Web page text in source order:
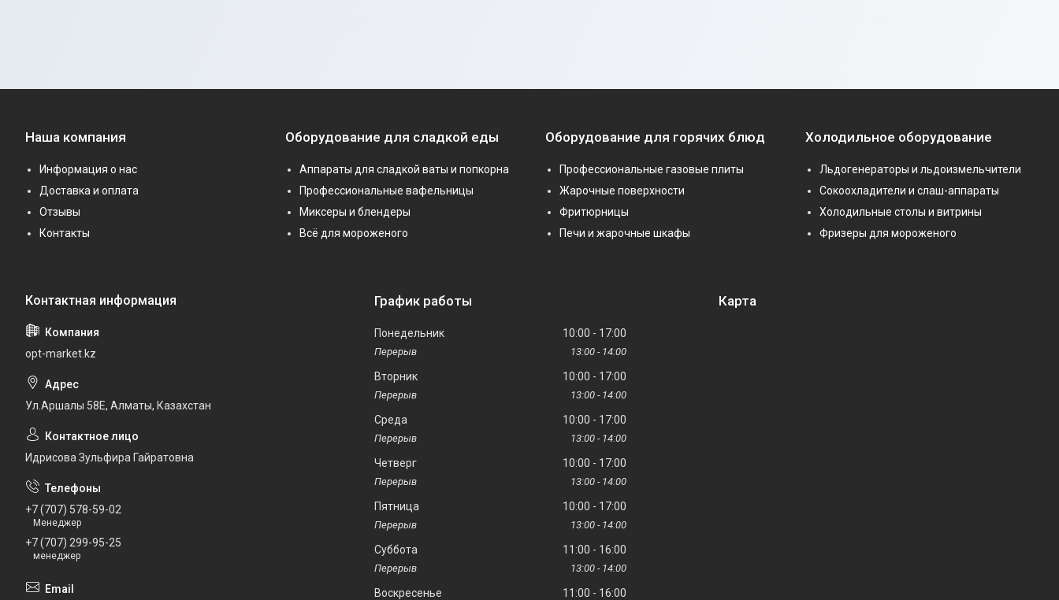
Наша компания
Информация о нас
Доставка и оплата
Отзывы
Контакты
Оборудование для сладкой еды
Аппараты для сладкой ваты и попкорна
Профессиональные вафельницы
Миксеры и блендеры
Всё для мороженого
Оборудование для горячих блюд
Профессиональные газовые плиты
Жарочные поверхности
Фритюрницы
Печи и жарочные шкафы
Холодильное оборудование
Льдогенераторы и льдоизмельчители
Сокоохладители и слаш-аппараты
Холодильные столы и витрины
Фризеры для мороженого
opt-market.kz
Ул.Аршалы 58Е, Алматы, Казахстан
Идрисова Зульфира Гайратовна
+7 (707) 578-59-02
Менеджер
+7 (707) 299-95-25
менеджер
График работы
Понедельник 10:00 17:00
13:00 14:00
Вторник 10:00 17:00
13:00 14:00
Среда 10:00 17:00
13:00 14:00
Четверг 10:00 17:00
13:00 14:00
Пятница 10:00 17:00
13:00 14:00
Суббота 11:00 16:00
13:00 14:00
Воскресенье 11:00 16:00
Карта